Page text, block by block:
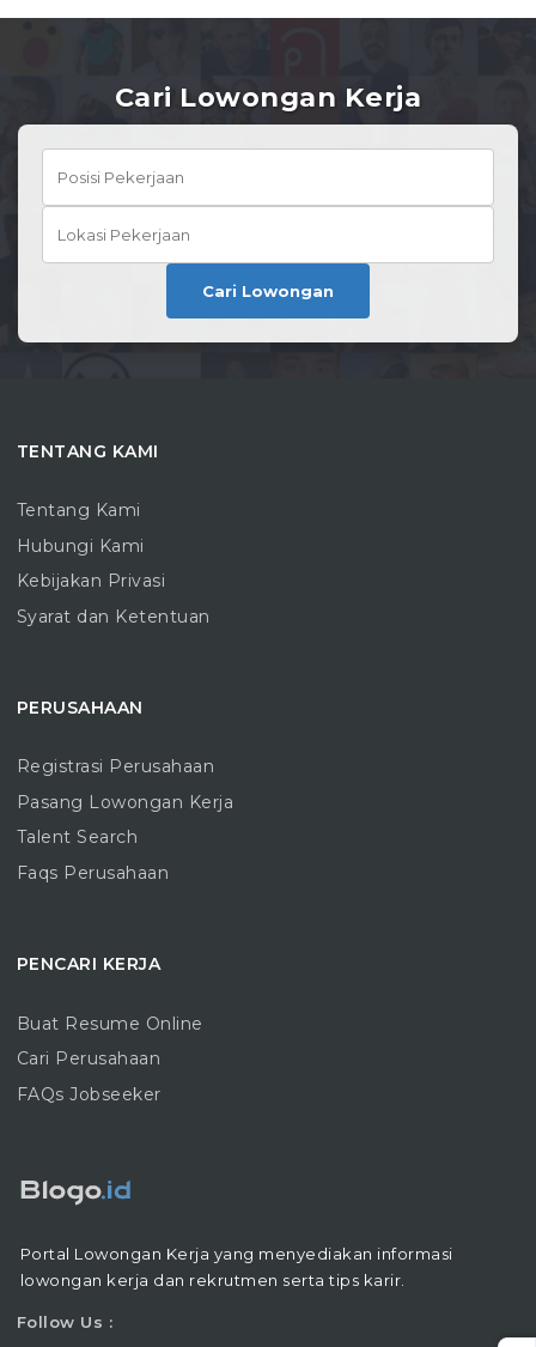
Cari Lowongan Kerja
Cari Lowongan
TENTANG KAMI
Tentang Kami
Hubungi Kami
Kebijakan Privasi
Syarat dan Ketentuan
PERUSAHAAN
Registrasi Perusahaan
Pasang Lowongan Kerja
Talent Search
Faqs Perusahaan
PENCARI KERJA
Buat Resume Online
Cari Perusahaan
FAQs Jobseeker
Portal Lowongan Kerja yang menyediakan informasi
lowongan kerja dan rekrutmen serta tips karir.
Follow Us :